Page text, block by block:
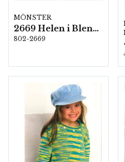
MÖNSTER
2669 Helen i Blend Bamboo
802-2669